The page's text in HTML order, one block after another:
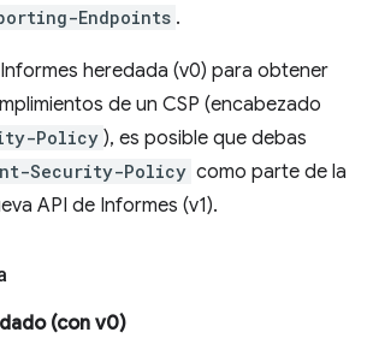
Endpoints .
Informes heredada (v0) para obtener
de un CSP (encabezado
Policy ), es posible que debas
Security-Policy como parte de la
API de Informes (v1).
(con v0)